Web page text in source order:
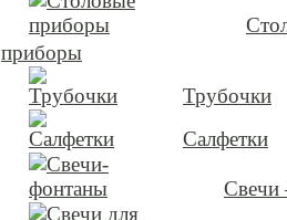
приборы
Трубочки
Салфетки
Свечи